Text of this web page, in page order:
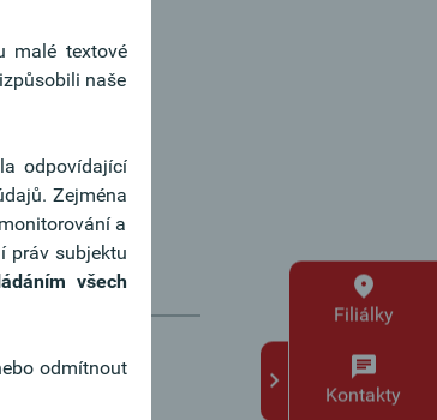
Filiálky
Kontakty
malé textové
naše
odpovídající
Zejména
a
práv subjektu
všech
odmítnout